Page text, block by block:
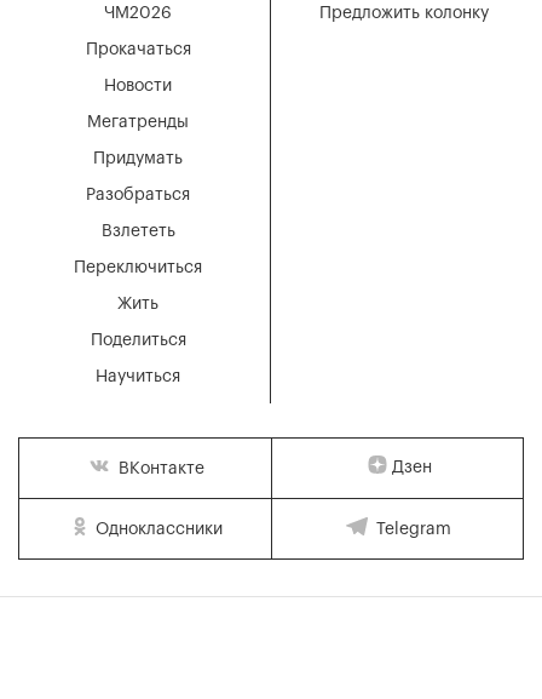
Мегатренды
Придумать
Разобраться
Взлететь
Новости
Переключиться
Жить
Поделиться
Научиться
ЧМ2026
Прокачаться
Предложить колонку
ВКонтакте Дзен
Одноклассники Telegram